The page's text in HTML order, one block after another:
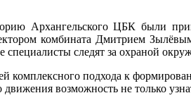
Архангельского ЦБК были
комбината Дмитрием
специалисты следят за охраной
комплексного подхода к
возможность не только